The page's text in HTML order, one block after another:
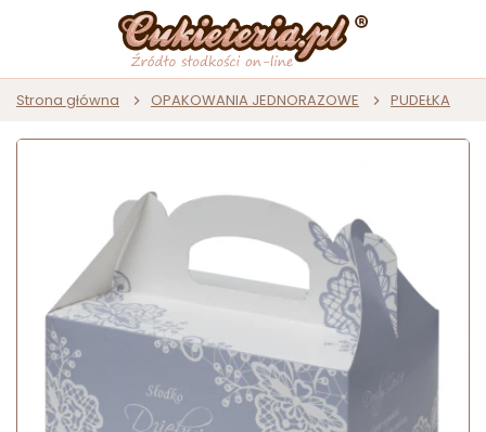
Strona główna OPAKOWANIA JEDNORAZOWE PUDEŁKA